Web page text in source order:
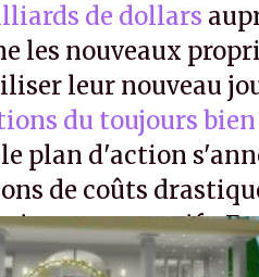
de dollars
les nouveaux
leur nouveau
du toujours
plan d'action
de coûts
massifs. En
virer le reste.P.